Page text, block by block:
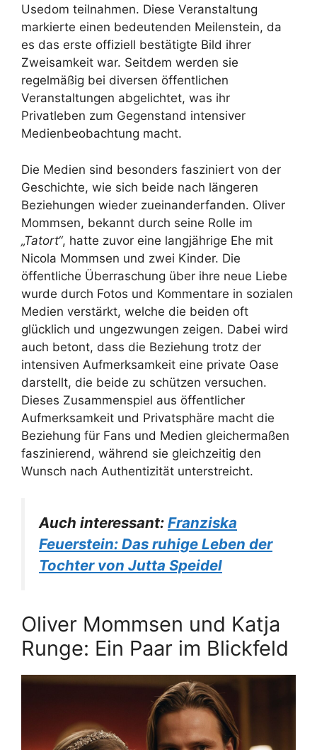
Usedom teilnahmen. Diese Veranstaltung
markierte einen bedeutenden Meilenstein, da
es das erste offiziell bestätigte Bild ihrer
Zweisamkeit war. Seitdem werden sie
regelmäßig bei diversen öffentlichen
Veranstaltungen abgelichtet, was ihr
Privatleben zum Gegenstand intensiver
Medienbeobachtung macht.
Die Medien sind besonders fasziniert von der
Geschichte, wie sich beide nach längeren
Beziehungen wieder zueinanderfanden. Oliver
Mommsen, bekannt durch seine Rolle im
„Tatort“, hatte zuvor eine langjährige Ehe mit
Nicola Mommsen und zwei Kinder. Die
öffentliche Überraschung über ihre neue Liebe
wurde durch Fotos und Kommentare in sozialen
Medien verstärkt, welche die beiden oft
glücklich und ungezwungen zeigen. Dabei wird
auch betont, dass die Beziehung trotz der
intensiven Aufmerksamkeit eine private Oase
darstellt, die beide zu schützen versuchen.
Dieses Zusammenspiel aus öffentlicher
Aufmerksamkeit und Privatsphäre macht die
Beziehung für Fans und Medien gleichermaßen
faszinierend, während sie gleichzeitig den
Wunsch nach Authentizität unterstreicht.
Auch interessant: Franziska
Feuerstein: Das ruhige Leben der
Tochter von Jutta Speidel
Oliver Mommsen und Katja
Runge: Ein Paar im Blickfeld